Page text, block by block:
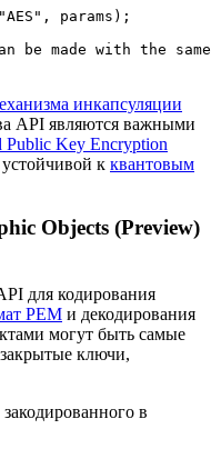
params);
инкапсуляции
API являются важными
Public Key Encryption
к квантовым
Objects (Preview)
для кодирования
PEM и декодирования
могут быть самые
ключи,
в